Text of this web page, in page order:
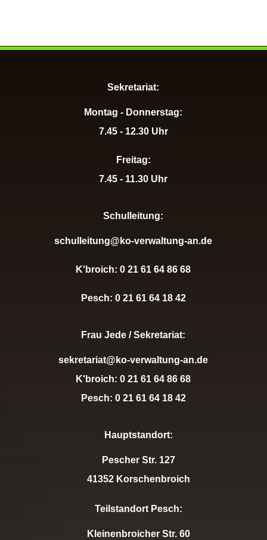
Sekretariat:
Montag - Donnerstag:
7.45 - 12.30 Uhr
Freitag:
7.45 - 11.30 Uhr
Schulleitung:
schulleitung@ko-verwaltung-an.de
K'broich: 0 21 61 64 86 68
Pesch: 0 21 61 64 18 42
Frau Jede / Sekretariat:
sekretariat@ko-verwaltung-an.de
K'broich: 0 21 61 64 86 68
Pesch: 0 21 61 64 18 42
Hauptstandort:
Pescher Str. 127
41352 Korschenbroich
Teilstandort Pesch:
Kleinenbroicher Str. 60